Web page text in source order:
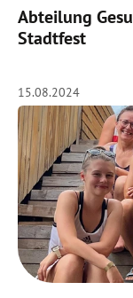
Abteilung
Stadtfest
15.08.2024